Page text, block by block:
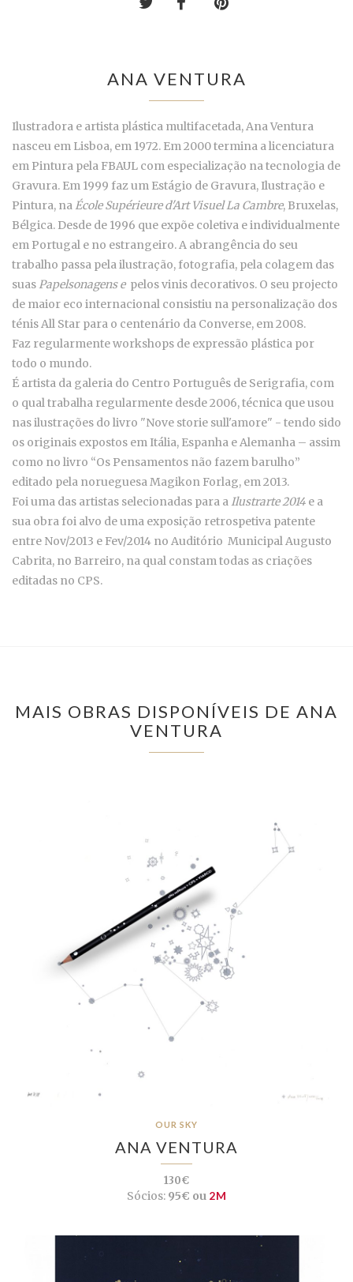
ANA VENTURA
Ilustradora e artista plástica multifacetada, Ana Ventura
nasceu em Lisboa, em 1972. Em 2000 termina a licenciatura
em Pintura pela FBAUL com especialização na tecnologia de
Gravura. Em 1999 faz um Estágio de Gravura, Ilustração e
Pintura, naÉcole Supérieure d'Art Visuel La Cambre, Bruxelas,
Bélgica. Desde de 1996 que expõe coletiva e individualmente
em Portugal e no estrangeiro. A abrangência do seu
trabalho passa pela ilustração, fotografia, pela colagem das
suasPapelsonagens e pelos vinis decorativos. O seu projecto
de maior eco internacional consistiu na personalização dos
ténis All Star para o centenário da Converse, em 2008.
Faz regularmente workshops de expressão plástica por
todo o mundo.
É artista da galeria do Centro Português de Serigrafia, com
o qual trabalha regularmente desde 2006, técnica que usou
nas ilustrações do livro "Nove storie sull'amore" - tendo sido
os originais expostos em Itália, Espanha e Alemanha – assim
como no livro “Os Pensamentos não fazem barulho”
editado pela norueguesa Magikon Forlag, em 2013.
Foi uma das artistas selecionadas para aIlustrarte 2014 e a
sua obra foi alvo de uma exposição retrospetiva patente
entre Nov/2013 e Fev/2014 no Auditório Municipal Augusto
Cabrita, no Barreiro, na qual constam todas as criações
editadas no CPS.
MAIS OBRAS DISPONÍVEIS DE ANA
VENTURA
OUR SKY
ANA VENTURA
130€
Sócios:95€ ou 2M